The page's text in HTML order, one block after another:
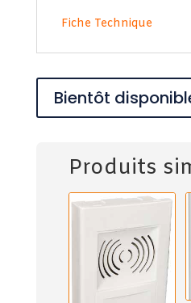
Fiche Technique
Bientôt
Produits